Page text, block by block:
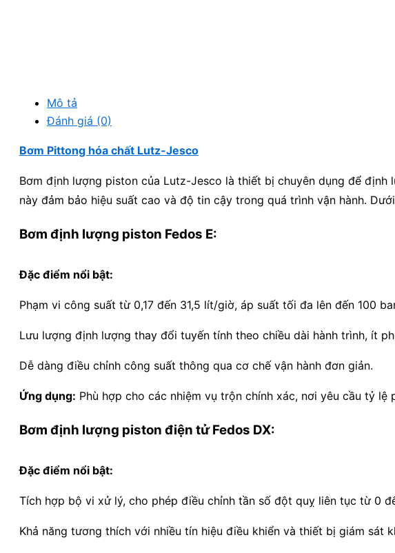
Mô tả
Đánh giá (0)
Bơm Pittong hóa chất Lutz-Jesco
Bơm định lượng piston của Lutz-Jesco là thiết bị chuyên dụng để
này đảm bảo hiệu suất cao và độ tin cậy trong quá trình vận hành.
Bơm định lượng piston Fedos E:
Đặc điểm nổi bật:
Phạm vi công suất từ 0,17 đến 31,5 lít/giờ, áp suất tối đa lên đến 100
Lưu lượng định lượng thay đổi tuyến tính theo chiều dài hành trình, ít
Dễ dàng điều chỉnh công suất thông qua cơ chế vận hành đơn giản.
Ứng dụng: Phù hợp cho các nhiệm vụ trộn chính xác, nơi yêu cầu tỷ lệ
Bơm định lượng piston điện tử Fedos DX:
Đặc điểm nổi bật:
Tích hợp bộ vi xử lý, cho phép điều chỉnh tần số đột quỵ liên tục từ 0
Khả năng tương thích với nhiều tín hiệu điều khiển và thiết bị giám sát